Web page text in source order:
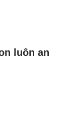
luôn an